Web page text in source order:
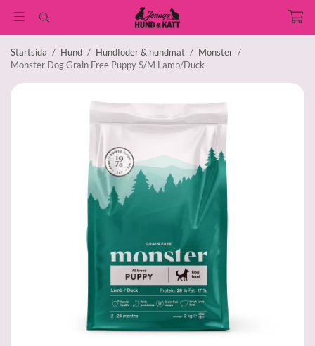
Startsida / Hund / Hundfoder & hundmat / Monster /
Monster Dog Grain Free Puppy S/M Lamb/Duck